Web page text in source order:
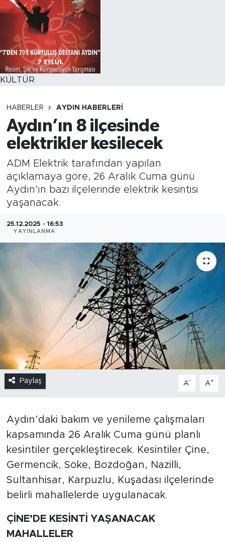
KÜLTÜR
HABERLER AYDIN HABERLERI
Aydın’ın 8 ilçesinde
elektrikler kesilecek
ADM Elektrik tarafından yapılan
açıklamaya göre, 26 Aralık Cuma günü
Aydın’ın bazı ilçelerinde elektrik kesintisi
yaşanacak.
25.12.2025 - 16:53
YAYINLANMA
Paylaş A- A+
Aydın’daki bakım ve yenileme çalışmaları
kapsamında 26 Aralık Cuma günü planlı
kesintiler gerçekleştirecek. Kesintiler Çine,
Germencik, Söke, Bozdoğan, Nazilli,
Sultanhisar, Karpuzlu, Kuşadası ilçelerinde
belirli mahallelerde uygulanacak.
ÇİNE’DE KESİNTİ YAŞANACAK
MAHALLELER